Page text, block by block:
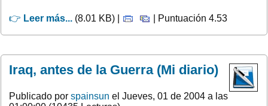
👉 Leer más... (8.01 KB) | | Puntuación 4.53
Iraq, antes de la Guerra (Mi diario)
Publicado por spainsun el Jueves, 01 de 2004 a las